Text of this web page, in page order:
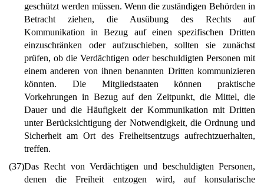
geschützt werden müssen. Wenn die zuständigen Behörden in
Betracht ziehen, die Ausübung des Rechts auf
Kommunikation in Bezug auf einen spezifischen Dritten
einzuschränken oder aufzuschieben, sollten sie zunächst
prüfen, ob die Verdächtigen oder beschuldigten Personen mit
einem anderen von ihnen benannten Dritten kommunizieren
könnten. Die Mitgliedstaaten können praktische
Vorkehrungen in Bezug auf den Zeitpunkt, die Mittel, die
Dauer und die Häufigkeit der Kommunikation mit Dritten
unter Berücksichtigung der Notwendigkeit, die Ordnung und
Sicherheit am Ort des Freiheitsentzugs aufrechtzuerhalten,
treffen.
(37)Das Recht von Verdächtigen und beschuldigten Personen,
denen die Freiheit entzogen wird, auf konsularische